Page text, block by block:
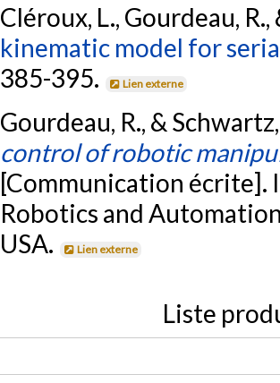
Cléroux, L., Gourdeau,
kinematic model for
385-395.
Lien externe
Gourdeau, R., &
control of robotic
[Communication
Robotics and
USA.
Lien externe
Liste